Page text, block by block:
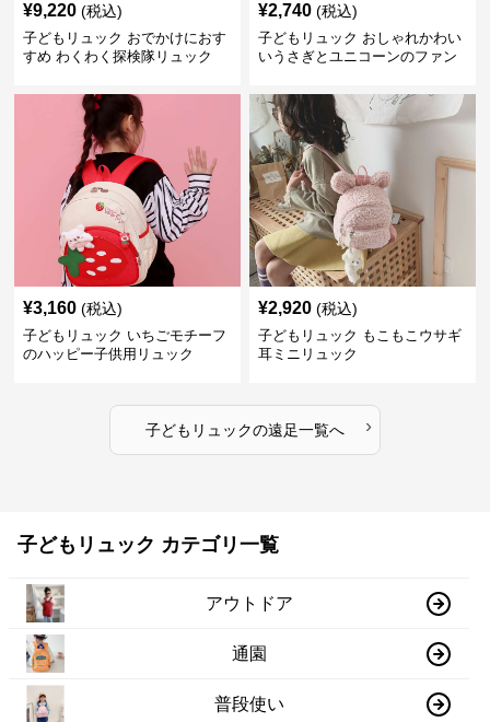
¥9,220 (税込)
子どもリュック おでかけにおす
すめ わくわく探検隊リュック
¥2,740 (税込)
子どもリュック おしゃれかわい
いうさぎとユニコーンのファン
¥3,160 (税込)
子どもリュック いちごモチーフ
のハッピー子供用リュック
¥2,920 (税込)
子どもリュック もこもこウサギ
耳ミニリュック
子どもリュックの遠足一覧へ ›
子どもリュック カテゴリ一覧
アウトドア
通園
普段使い